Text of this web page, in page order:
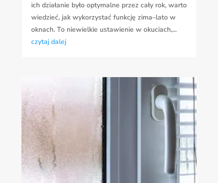
ich działanie było optymalne przez cały rok, warto
wiedzieć, jak wykorzystać funkcję zima–lato w
oknach. To niewielkie ustawienie w okuciach,...
czytaj dalej